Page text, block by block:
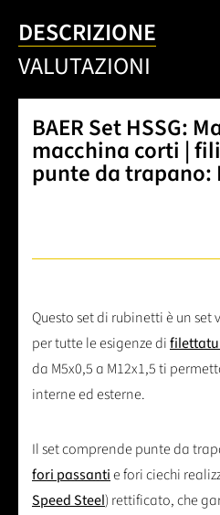
DESCRIZIONE
VALUTAZIONI
BAER Set HSSG:
macchina corti |
punte da trapano:
Questo set di rubinetti è un
per tutte le esigenze di
da M5x0,5 a M12x1,5 ti
interne ed esterne.
Il set comprende punte da
fori passantie fori ciechi
Speed Steel) rettificato, che